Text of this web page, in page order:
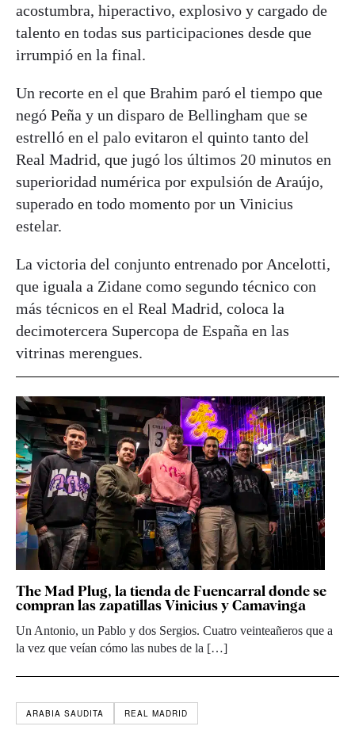
acostumbra, hiperactivo, explosivo y cargado de
talento en todas sus participaciones desde que
irrumpió en la final.
Un recorte en el que Brahim paró el tiempo que
negó Peña y un disparo de Bellingham que se
estrelló en el palo evitaron el quinto tanto del
Real Madrid, que jugó los últimos 20 minutos en
superioridad numérica por expulsión de Araújo,
superado en todo momento por un Vinicius
estelar.
La victoria del conjunto entrenado por Ancelotti,
que iguala a Zidane como segundo técnico con
más técnicos en el Real Madrid, coloca la
decimotercera Supercopa de España en las
vitrinas merengues.
The Mad Plug, la tienda de Fuencarral donde se
compran las zapatillas Vinicius y Camavinga
Un Antonio, un Pablo y dos Sergios. Cuatro veinteañeros que a
la vez que veían cómo las nubes de la […]
ARABIA SAUDITA REAL MADRID